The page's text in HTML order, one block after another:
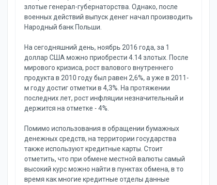
злотые генерал-губернаторства. Однако, после
военных действий выпуск денег начал производить
Народный банк Польши.
На сегодняшний день, ноябрь 2016 года, за 1
доллар США можно приобрести 4.14 злотых. После
мирового кризиса, рост валового внутреннего
продукта в 2010 году был равен 2,6%, а уже в 2011-
м году достиг отметки в 4,3%. На протяжении
последних лет, рост инфляции незначительный и
держится на отметке - 4%.
Помимо использования в обращении бумажных
денежных средств, на территории государства
также используют кредитные карты. Стоит
отметить, что при обмене местной валюты самый
высокий курс можно найти в пунктах обмена, в то
время как многие кредитные отделы данные